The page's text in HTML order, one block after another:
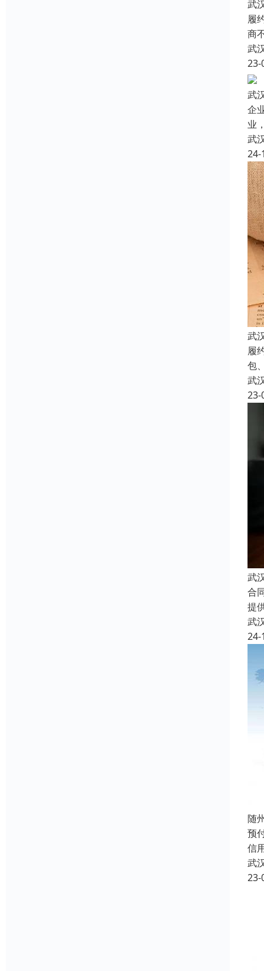
武
履
商
武
23-
武
企
业
武
24-
武
履
包
武
23-
武
合
提
武
24-
随
预
信
武
23-